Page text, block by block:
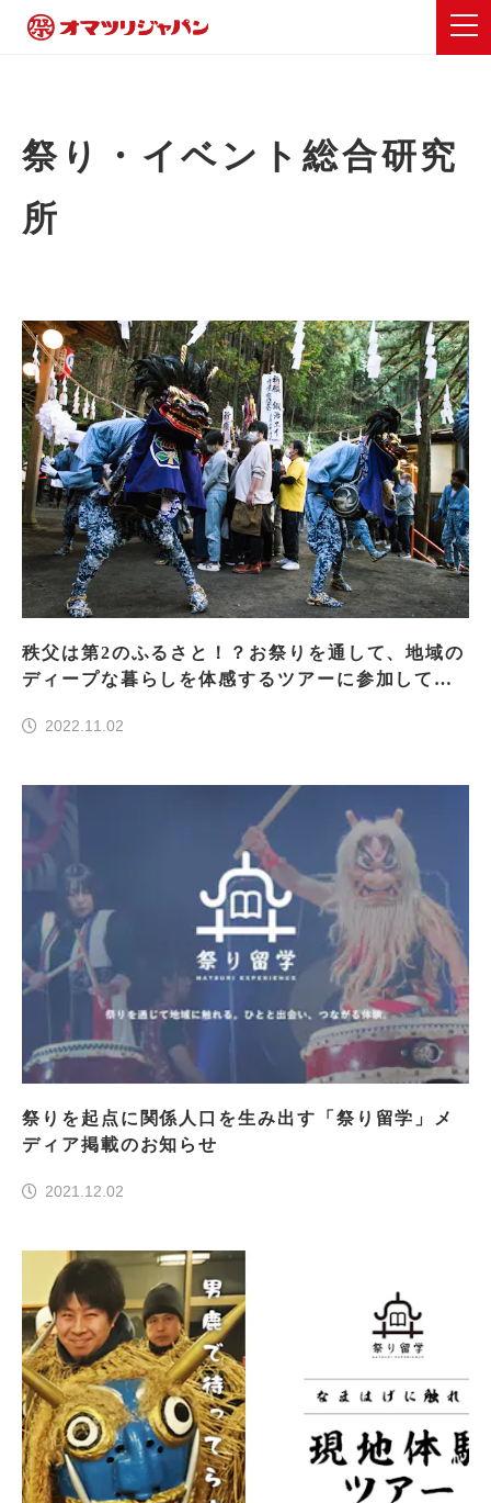
祭り・イベント総合研究
所
秩父は第2のふるさと！？お祭りを通して、地域の
ディープな暮らしを体感するツアーに参加してき
2022.11.02
祭りを起点に関係人口を生み出す「祭り留学」メ
ディア掲載のお知らせ
2021.12.02